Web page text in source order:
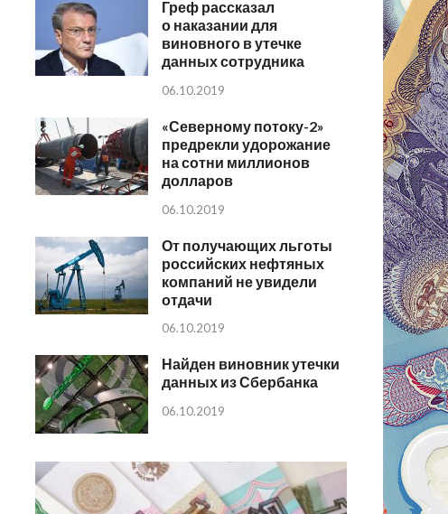
Греф рассказал
о наказании для
виновного в утечке
данных сотрудника
06.10.2019
«Северному потоку-2»
предрекли удорожание
на сотни миллионов
долларов
06.10.2019
От получающих льготы
российских нефтяных
компаний не увидели
отдачи
06.10.2019
Найден виновник утечки
данных из Сбербанка
06.10.2019